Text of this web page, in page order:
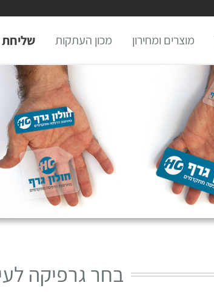
מוצרים ומחירון מכון העתקות
בחר גרפיקה